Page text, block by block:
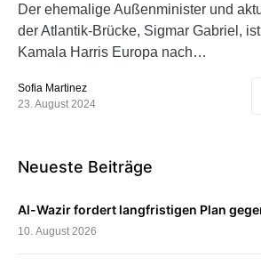
Der ehemalige Außenminister und
der Atlantik-Brücke, Sigmar Gabriel,
Kamala Harris Europa nach…
Sofia Martinez
23. August 2024
Neueste Beiträge
Al-Wazir fordert langfristigen Plan
10. August 2026